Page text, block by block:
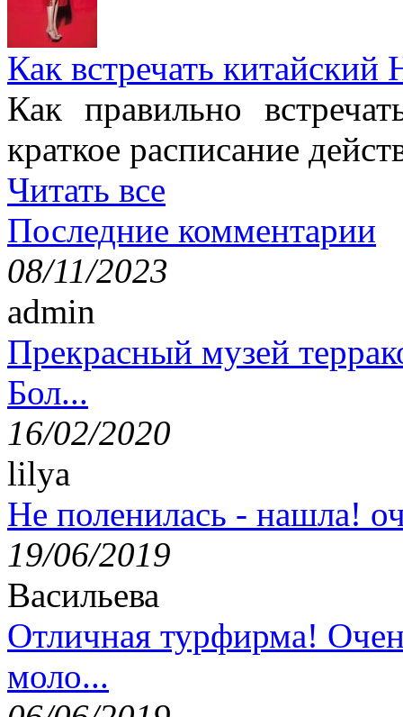
Как встречать китайский
Как правильно
краткое расписание
Читать все
Последние комментарии
08/11/2023
admin
Прекрасный музей
Бол...
16/02/2020
lilya
Не поленилась - нашла!
19/06/2019
Васильева
Отличная турфирма!
моло...